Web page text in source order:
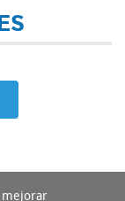
mejorar